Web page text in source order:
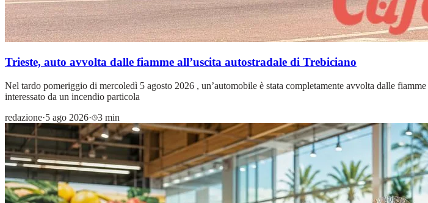
Trieste, auto avvolta dalle fiamme all’uscita autostradale di Trebiciano
Nel tardo pomeriggio di mercoledì 5 agosto 2026 , un’automobile è stata completamente avvolta dalle
interessato da un incendio particola
redazione·5 ago 2026· 3 min